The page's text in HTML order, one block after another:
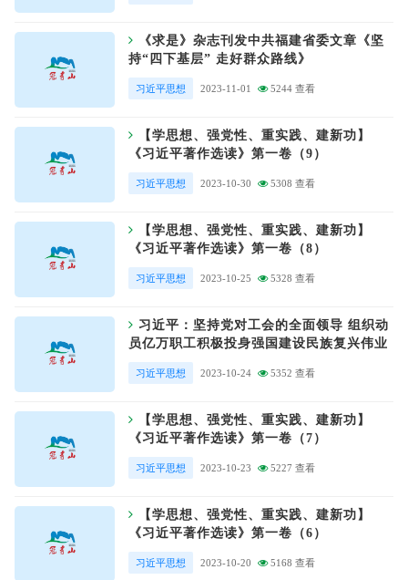
《求是》杂志刊发中共福建省委文章《坚
持“四下基层” 走好群众路线》
习近平思想 2023-11-01 5244 查看
【学思想、强党性、重实践、建新功】
《习近平著作选读》第一卷（9）
习近平思想 2023-10-30 5308 查看
【学思想、强党性、重实践、建新功】
《习近平著作选读》第一卷（8）
习近平思想 2023-10-25 5328 查看
习近平：坚持党对工会的全面领导 组织动
员亿万职工积极投身强国建设民族复兴伟业
习近平思想 2023-10-24 5352 查看
【学思想、强党性、重实践、建新功】
《习近平著作选读》第一卷（7）
习近平思想 2023-10-23 5227 查看
【学思想、强党性、重实践、建新功】
《习近平著作选读》第一卷（6）
习近平思想 2023-10-20 5168 查看